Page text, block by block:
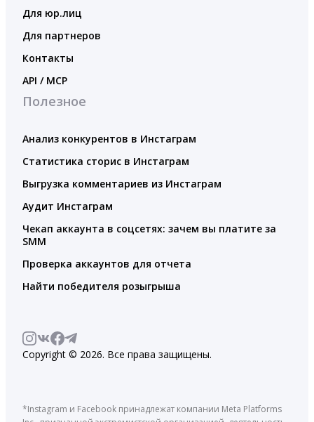
Для юр.лиц
Для партнеров
Контакты
API / MCP
Полезное
Анализ конкурентов в Инстаграм
Статистика сторис в Инстаграм
Выгрузка комментариев из Инстаграм
Аудит Инстаграм
Чекап аккаунта в соцсетях: зачем вы платите за
SMM
Проверка аккаунтов для отчета
Найти победителя розыгрыша
Copyright © 2026. Все права защищены.
*Instagram и Facebook принадлежат компании Meta Platforms